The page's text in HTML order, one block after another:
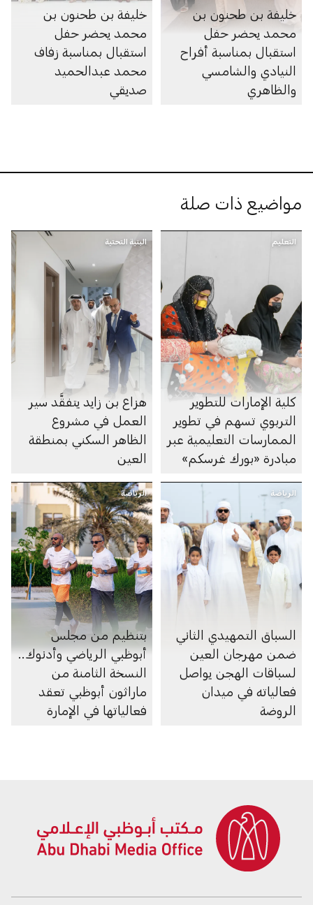
خليفة بن طحنون بن
محمد يحضر حفل
استقبال بمناسبة أفراح
النيادي والشامسي
والظاهري
خليفة بن طحنون بن
محمد يحضر حفل
استقبال بمناسبة زفاف
محمد عبدالحميد
صديقي
مواضيع ذات صلة
التعليم
كلية الإمارات للتطوير
التربوي تسهم في تطوير
الممارسات التعليمية عبر
مبادرة «بورك غرسكم»
البنية التحتية
هزاع بن زايد يتفقَّد سير
العمل في مشروع
الظاهر السكني بمنطقة
العين
الرياضة
السباق التمهيدي الثاني
ضمن مهرجان العين
لسباقات الهجن يواصل
فعالياته في ميدان
الروضة
الرياضة
بتنظيم من مجلس
أبوظبي الرياضي وأدنوك..
النسخة الثامنة من
ماراثون أبوظبي تعقد
فعالياتها في الإمارة